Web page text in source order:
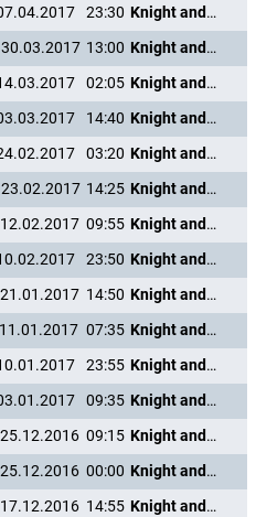
23:30
Knight and Day
30.03.2017 13:00
Knight and Day
02:05
Knight and Day
14:40
Knight and Day
03:20
Knight and Day
23.02.2017 14:25
Knight and Day
09:55
Knight and Day
23:50
Knight and Day
14:50
Knight and Day
07:35
Knight and Day
23:55
Knight and Day
09:35
Knight and Day
09:15
Knight and Day
00:00
Knight and Day
14:55
Knight and Day